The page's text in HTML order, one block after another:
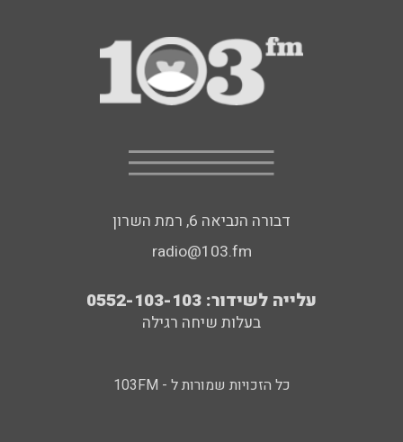
דבורה הנביאה 6, רמת השרון
radio@103.fm
עלייה לשידור: 0552-103-103
בעלות שיחה רגילה
כל הזכויות שמורות ל - 103FM